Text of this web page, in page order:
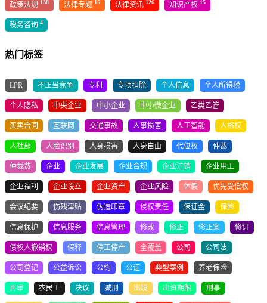
政策法规 138 法律专题 15 法律资讯 126 知识产权 15
税务咨询 4
热门标签
LPR 不正当竞争 专利 专项扣除 个人信息 个人所得税
个人隐私 中央企业 中小企业 中小微企业 乙类乙管
买卖合同 互联网 交通事故 人事损害 人工智能 人格权
人社部 人脸识别 人身损害 人身自由 代位权 仲裁
仲裁费 企业 企业发展 企业合规 企业注销 企业用工
企业福利 企业设立 企业资产 企业风险 休假 优先受偿权
会议纪要 伤残津贴 伪造印章 侵权责任 保证金 保险
信息保护 信息服务 信息管理 修改 修正 修正案 修订
债权人撤销权 假释 停工停产 全覆盖 公司 公司法
公司登记 公益诉讼 公约 公证 典型案例 养老保险
再审 农民工 决议 减刑 出境 出资期限 刑事